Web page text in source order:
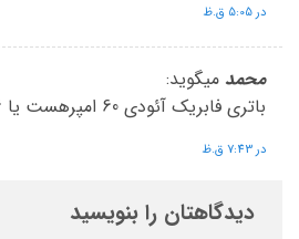
در 5:05 ق.ظ
محمد میگوید:
باتری فابریک آئودی 60 امپرهست یا 66 آمپر؟
در 7:43 ق.ظ
دیدگاهتان را بنویسید